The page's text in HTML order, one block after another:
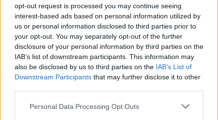
opt-out request is processed you may continue seeing
interest-based ads based on personal information utilized by
us or personal information disclosed to third parties prior to
your opt-out. You may separately opt-out of the further
disclosure of your personal information by third parties on the
IAB’s list of downstream participants. This information may
also be disclosed by us to third parties on the IAB’s List of
Downstream Participants that may further disclose it to other
Please note that this website/app uses one or more Google
Personal Data Processing Opt Outs
Ricevi le nostre ultime news
daGoogle News
Condividi l'articolo